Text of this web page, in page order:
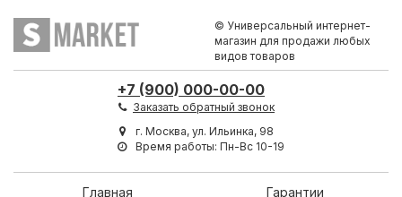
© Универсальный интернет-
магазин для продажи любых
видов товаров
+7 (900) 000-00-00
Заказать обратный звонок
г. Москва, ул. Ильинка, 98
Время работы: Пн-Вс 10-19
Главная
Гарантии